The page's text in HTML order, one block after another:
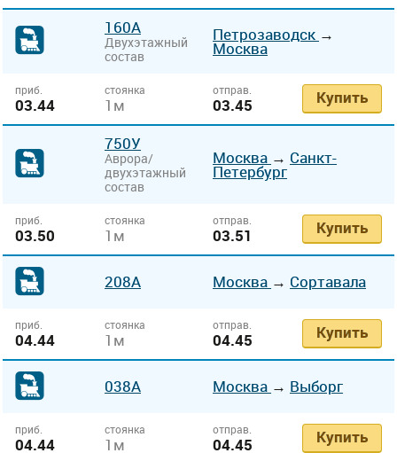
160А
Двухэтажный
состав
Петрозаводск →
Москва
приб.
03.44
стоянка
1м
отправ.
03.45 Купить
750У
Аврора/
двухэтажный
состав
Москва → Санкт-
Петербург
приб.
03.50
стоянка
1м
отправ.
03.51 Купить
208А Москва → Сортавала
приб.
04.44
стоянка
1м
отправ.
04.45 Купить
038А Москва → Выборг
приб.
04.44
стоянка
1м
отправ.
04.45 Купить